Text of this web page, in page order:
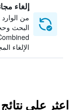
إلغاء
من
البحث
الإلغاء
اعثر على